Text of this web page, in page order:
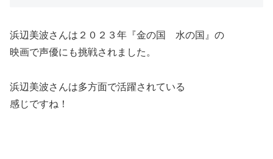
浜辺美波さんは２０２３年『金の国 水の国』の
映画で声優にも挑戦されました。
浜辺美波さんは多方面で活躍されている
感じですね！